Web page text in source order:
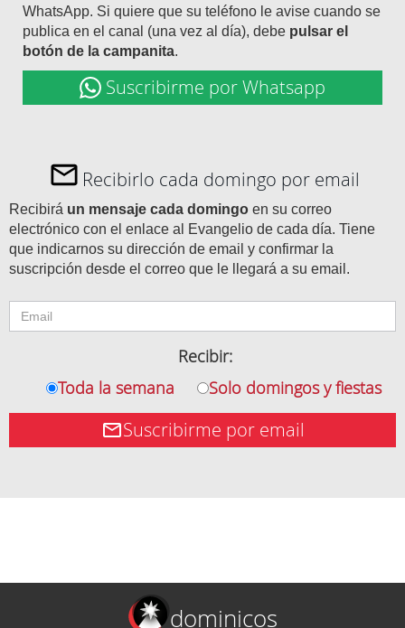
WhatsApp. Si quiere que su teléfono le avise cuando se
publica en el canal (una vez al día), debe pulsar el
botón de la campanita.
Suscribirme por Whatsapp
Recibirlo cada domingo por email
Recibirá un mensaje cada domingo en su correo
electrónico con el enlace al Evangelio de cada día. Tiene
que indicarnos su dirección de email y confirmar la
suscripción desde el correo que le llegará a su email.
Recibir:
Toda la semana
Solo domingos y fiestas
Suscribirme por email
dominicos